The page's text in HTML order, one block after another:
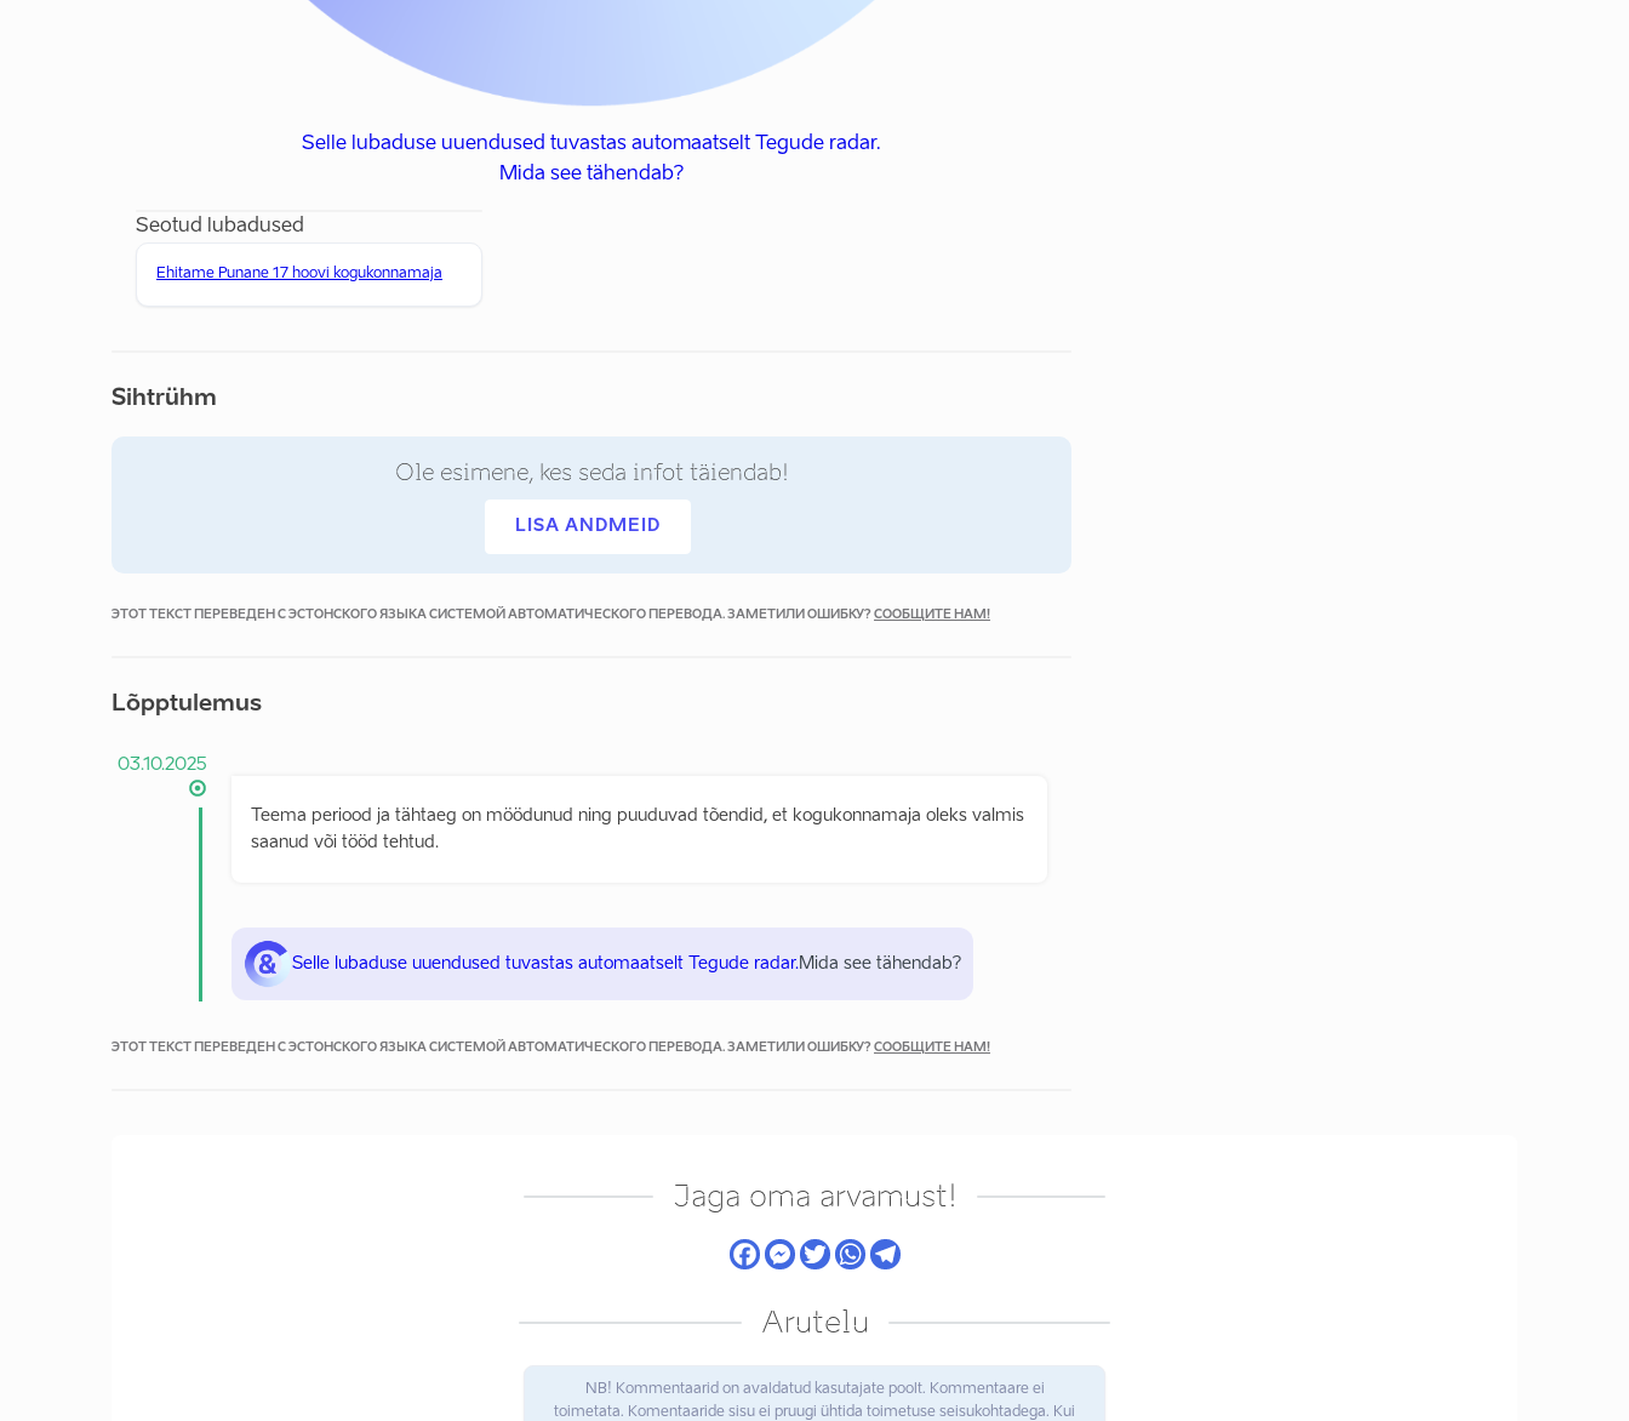
Selle lubaduse uuendused tuvastas automaatselt Tegude radar.
Mida see tähendab?
Seotud lubadused
Ehitame Punane 17 hoovi kogukonnamaja
Sihtrühm
Ole esimene, kes seda infot täiendab!
LISA ANDMEID
ЭТОТ ТЕКСТ ПЕРЕВЕДЕН С ЭСТОНСКОГО ЯЗЫКА СИСТЕМОЙ АВТОМАТИЧЕСКОГО ПЕРЕВОДА. ЗАМЕТИЛИ ОШИБКУ? СООБЩИТЕ НАМ!
Lõpptulemus
03.10.2025
Teema periood ja tähtaeg on möödunud ning puuduvad tõendid, et kogukonnamaja oleks valmis
saanud või tööd tehtud.
Selle lubaduse uuendused tuvastas automaatselt Tegude radar.Mida see tähendab?
ЭТОТ ТЕКСТ ПЕРЕВЕДЕН С ЭСТОНСКОГО ЯЗЫКА СИСТЕМОЙ АВТОМАТИЧЕСКОГО ПЕРЕВОДА. ЗАМЕТИЛИ ОШИБКУ? СООБЩИТЕ НАМ!
Jaga oma arvamust!
Arutelu
NB! Kommentaarid on avaldatud kasutajate poolt. Kommentaare ei
toimetata. Komentaaride sisu ei pruugi ühtida toimetuse seisukohtadega. Kui